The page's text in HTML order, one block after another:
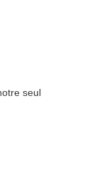
seul